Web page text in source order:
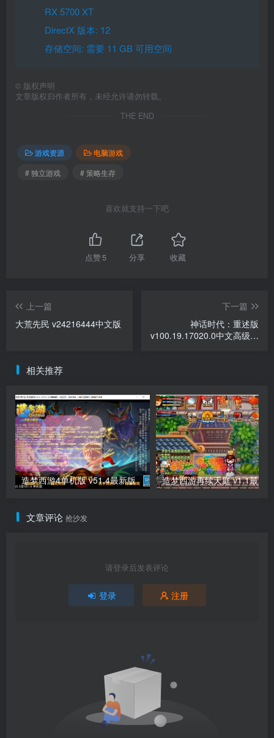
RX 5700 XT
DirectX 版本: 12
存储空间: 需要 11 GB 可用空间
© 版权声明
文章版权归作者所有，未经允许请勿转载。
THE END
游戏资源
电脑游戏
# 独立游戏
# 策略生存
喜欢就支持一下吧
点赞5 分享 收藏
上一篇
大荒先民 v24216444中文版
下一篇
神话时代：重述版
v100.19.17020.0中文高级版
相关推荐
造梦西游4单机版 v51.4最新版 造梦西游再续天庭 v1.1最新
文章评论 抢沙发
请登录后发表评论
登录 注册